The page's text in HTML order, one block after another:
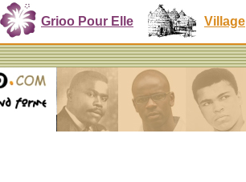
Grioo Pour Elle Village